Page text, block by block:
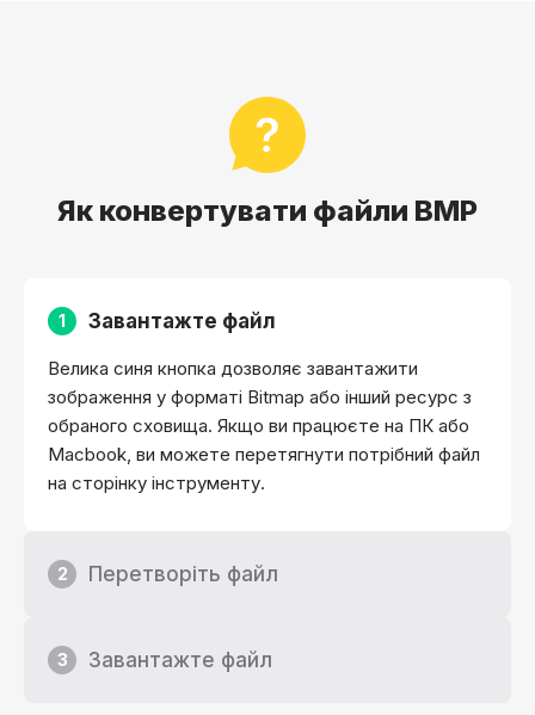
Як конвертувати файли BMP
1 Завантажте файл
Велика синя кнопка дозволяє завантажити
зображення у форматі Bitmap або інший ресурс з
обраного сховища. Якщо ви працюєте на ПК або
Macbook, ви можете перетягнути потрібний файл
на сторінку інструменту.
2 Перетворіть файл
3 Завантажте файл